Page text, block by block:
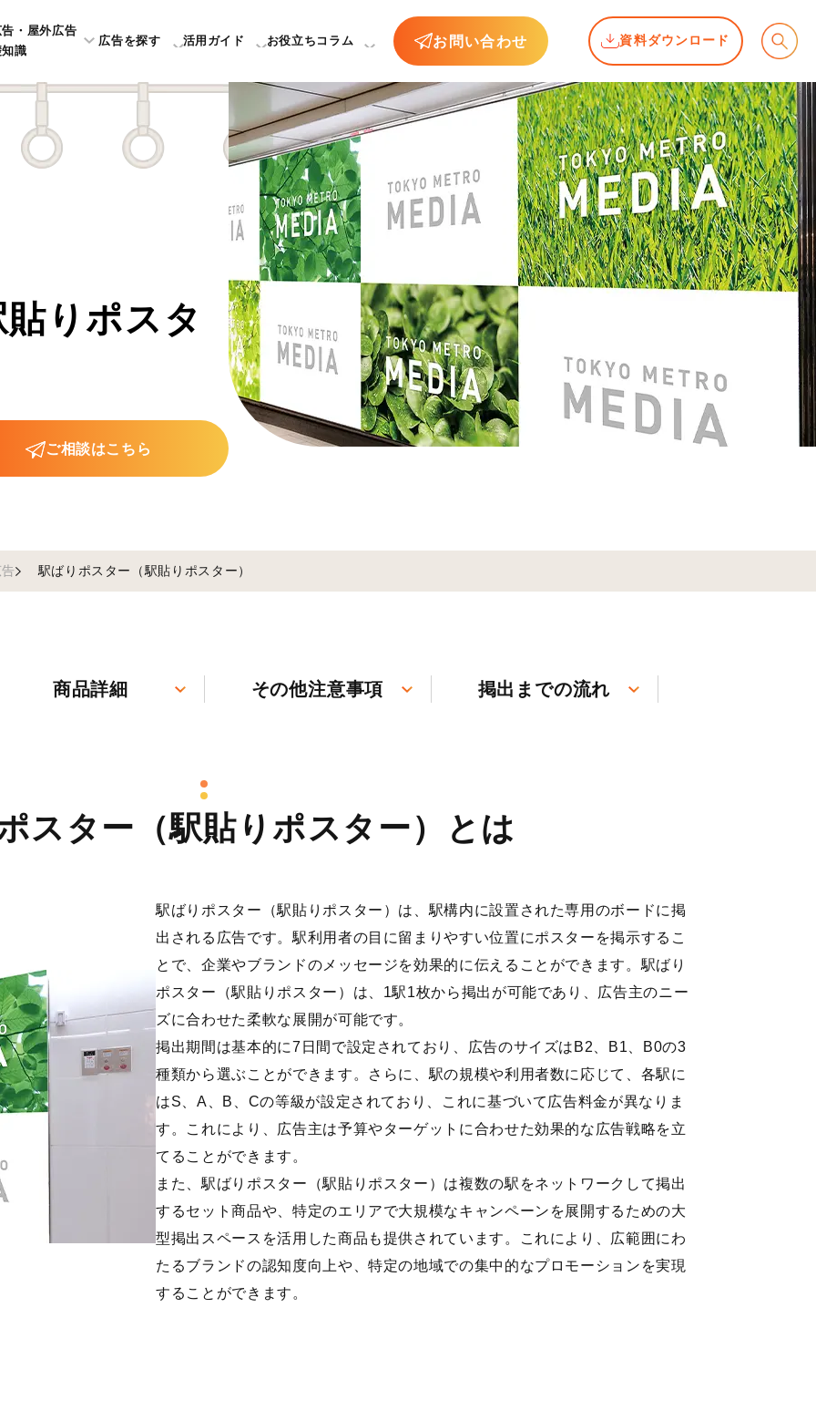
・屋外広告
識
広告を探す 活用ガイド お役立ちコラム お問い合わせ 資料ダウンロード
りポスタ
ご相談はこちら
駅ばりポスター（駅貼りポスター）
商品詳細 その他注意事項 掲出までの流れ
スター（駅貼りポスター）とは
駅ばりポスター（駅貼りポスター）は、駅構内に設置された専用のボードに掲
出される広告です。駅利用者の目に留まりやすい位置にポスターを掲示するこ
とで、企業やブランドのメッセージを効果的に伝えることができます。駅ばり
ポスター（駅貼りポスター）は、1駅1枚から掲出が可能であり、広告主のニー
ズに合わせた柔軟な展開が可能です。
掲出期間は基本的に7日間で設定されており、広告のサイズはB2、B1、B0の3
種類から選ぶことができます。さらに、駅の規模や利用者数に応じて、各駅に
はS、A、B、Cの等級が設定されており、これに基づいて広告料金が異なりま
す。これにより、広告主は予算やターゲットに合わせた効果的な広告戦略を立
てることができます。
また、駅ばりポスター（駅貼りポスター）は複数の駅をネットワークして掲出
するセット商品や、特定のエリアで大規模なキャンペーンを展開するための大
型掲出スペースを活用した商品も提供されています。これにより、広範囲にわ
たるブランドの認知度向上や、特定の地域での集中的なプロモーションを実現
することができます。